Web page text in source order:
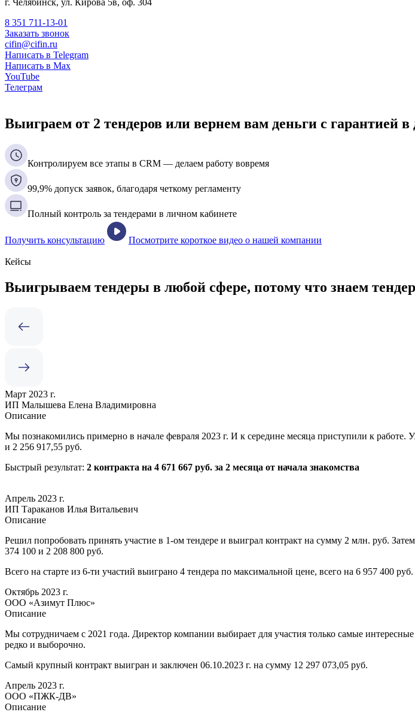
г. Челябинск, ул. Кирова 5в, оф. 304
8 351 711-13-01
Заказать звонок
cifin@cifin.ru
Написать в Telegram
Написать в Max
YouTube
Телеграм
Выиграем от 2 тендеров или вернем вам деньги с гарантией в
Контролируем все этапы в CRM — делаем работу вовремя
99,9% допуск заявок, благодаря четкому регламенту
Полный контроль за тендерами в личном кабинете
Получить консультацию Посмотрите короткое видео о нашей компании
Кейсы
Выигрываем тендеры в любой сфере, потому что знаем
Март 2023 г.
ИП Малышева Елена Владимировна
Описание
Мы познакомились примерно в начале февраля 2023 г. И к середине месяца приступили к работе.
и 2 256 917,55 руб.
Быстрый результат: 2 контракта на 4 671 667 руб. за 2 месяца от начала знакомства
Апрель 2023 г.
ИП Тараканов Илья Витальевич
Описание
Решил попробовать принять участие в 1-ом тендере и выиграл контракт на сумму 2 млн. руб.
374 100 и 2 208 800 руб.
Всего на старте из 6-ти участий выиграно 4 тендера по максимальной цене, всего на 6 957 400 руб.
Октябрь 2023 г.
ООО «Азимут Плюс»
Описание
Мы сотрудничаем с 2021 года. Директор компании выбирает для участия только самые
редко и выборочно.
Самый крупный контракт выигран и заключен 06.10.2023 г. на сумму 12 297 073,05 руб.
Апрель 2023 г.
ООО «ПЖК-ДВ»
Описание